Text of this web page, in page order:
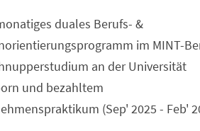
duales Berufs- &
im MINT-
an der Universität
und bezahltem
(Sep' 2025 - Feb'